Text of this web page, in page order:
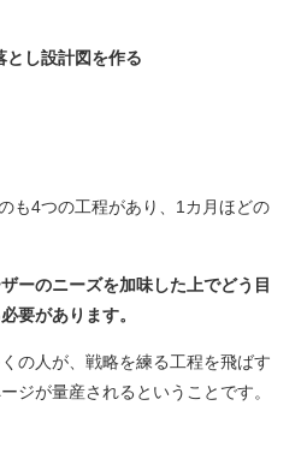
とし設計図を作る
も4つの工程があり、1カ月ほどの
ーのニーズを加味した上でどう目
要があります。
の人が、戦略を練る工程を飛ばす
ジが量産されるということです。